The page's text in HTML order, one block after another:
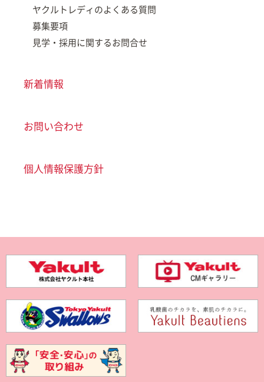
ヤクルトレディのよくある質問
募集要項
見学・採用に関するお問合せ
新着情報
お問い合わせ
個人情報保護方針